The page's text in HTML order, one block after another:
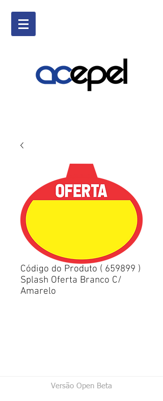
Código do Produto ( 659899 )
Splash Oferta Branco C/
Amarelo
Versão Open Beta